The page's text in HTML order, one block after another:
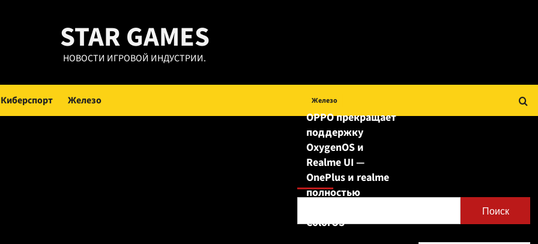
STAR GAMES
НОВОСТИ ИГРОВОЙ ИНДУСТРИИ.
Киберспорт Железо
Поиск
Поиск
Железо
OPPO прекращает
поддержку
OxygenOS и
Realme UI —
OnePlus и realme
полностью
ColorOS